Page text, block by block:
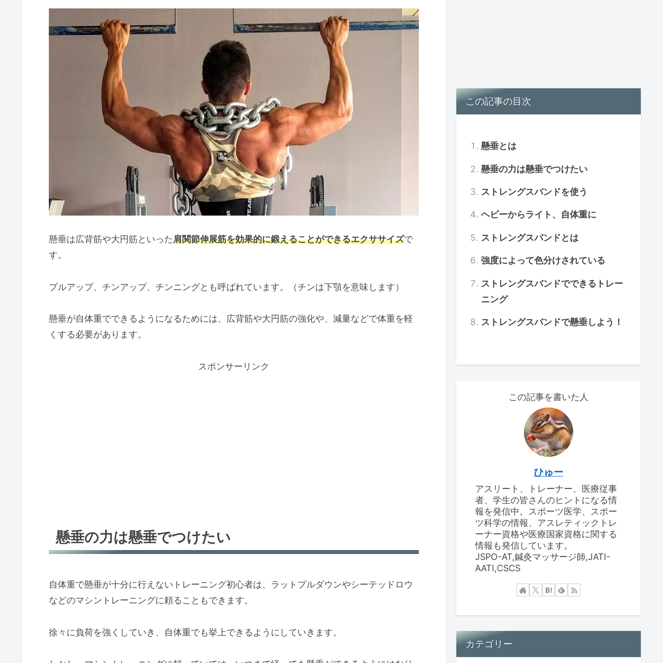
懸垂は広背筋や大円筋といった肩関節伸展筋を効果的に鍛えることができるエクササイズで
す。
プルアップ、チンアップ、チンニングとも呼ばれています。（チンは下顎を意味します）
懸垂が自体重でできるようになるためには、広背筋や大円筋の強化や、減量などで体重を軽
くする必要があります。
スポンサーリンク
懸垂の力は懸垂でつけたい
自体重で懸垂が十分に行えないトレーニング初心者は、ラットプルダウンやシーテッドロウ
などのマシントレーニングに頼ることもできます。
徐々に負荷を強くしていき、自体重でも挙上できるようにしていきます。
この記事の目次
懸垂とは
懸垂の力は懸垂でつけたい
ストレングスバンドを使う
ヘビーからライト、自体重に
ストレングスバンドとは
強度によって色分けされている
ストレングスバンドでできるトレー
ニング
ストレングスバンドで懸垂しよう！
この記事を書いた人
ひゅー
アスリート、トレーナー、医療従事
者、学生の皆さんのヒントになる情
報を発信中。スポーツ医学、スポー
ツ科学の情報、アスレティックトレ
ーナー資格や医療国家資格に関する
情報も発信しています。
JSPO-AT,鍼灸マッサージ師,JATI-
AATI,CSCS
カテゴリー